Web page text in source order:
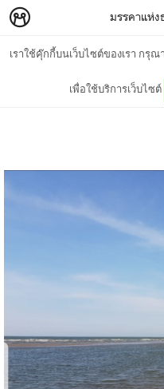
เราใช้คุ๊กกี้บนเว็บไซต์ของเรา กรุ
เพื่อใช้บริการเว็บไซต์
มรรคาแห่ง
วันแม่..